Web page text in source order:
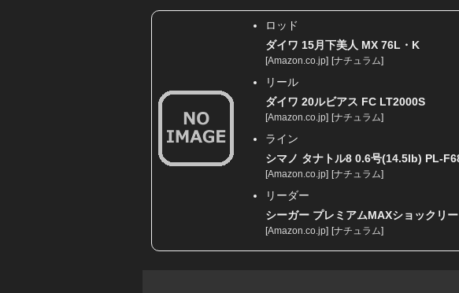
ロッド
ダイワ 15月下美人 MX 76L・K
[Amazon.co.jp] [ナチュラム]
リール
ダイワ 20ルビアス FC LT2000S
[Amazon.co.jp] [ナチュラム]
ライン
シマノ タナトル8 0.6号(14.5lb) PL-
[Amazon.co.jp] [ナチュラム]
リーダー
シーガー プレミアムMAXショックリ
[Amazon.co.jp] [ナチュラム]